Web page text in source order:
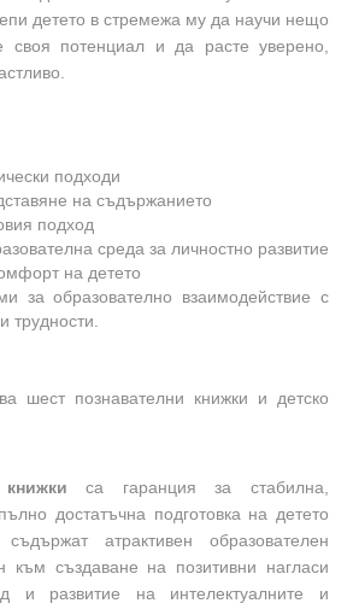
детето в стремежа му да научи нещо
своя потенциал и да расте уверено,
подходи
на съдържанието
подход
среда за личностно развитие
на детето
за образователно взаимодействие с
трудности.
шест познавателни книжки и детско
книжкиса гаранция за стабилна,
достатъчна подготовка на детето
атрактивен образователен
към създаване на позитивни нагласи
и развитие на интелектуалните и